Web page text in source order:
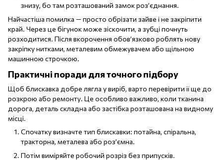
знизу, бо там розташований замок роз’єднання.
Найчастіша помилка — просто обрізати зайве і не закріпити
край. Через це бігунок може зіскочити, а зубці почнуть
розходитися. Після вкорочення обов’язково роблять нову
закріпку нитками, металевим обмежувачем або щільною
машинною строчкою.
Практичні поради для точного підбору
Щоб блискавка добре лягла у виріб, варто перевірити її ще до
розкрою або ремонту. Це особливо важливо, коли тканина
дорога, деталь складна або застібка розташована на видному
місці.
Спочатку визначте тип блискавки: потайна, спіральна,
тракторна, металева або роз’ємна.
Потім виміряйте робочий розріз без припусків.